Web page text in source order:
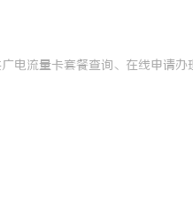
电流量卡套餐查询、在线申请